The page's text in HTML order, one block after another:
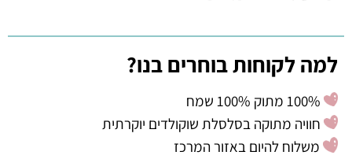
למה לקוחות בוחרים בנו?
חוויה מתוקה בסלסלת שוקולדים יוקרתית
משלוח להיום באזור המרכז